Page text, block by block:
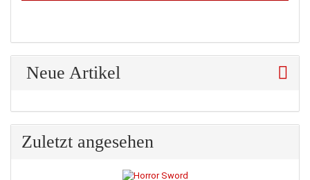
Neue Artikel
Zuletzt angesehen